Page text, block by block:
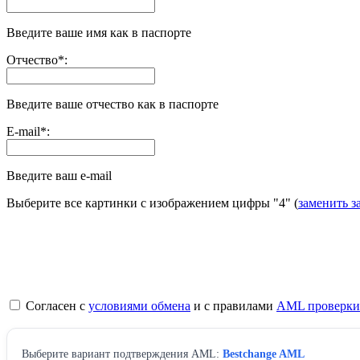
Введите ваше имя как в паспорте
Отчество*:
Введите ваше отчество как в паспорте
E-mail*:
Введите ваш e-mail
Выберите все картинки с изображением цифры "4" (заменить
Согласен с условиями обмена и с правилами AML проверки
Выберите вариант подтверждения AML: Bestchange AML